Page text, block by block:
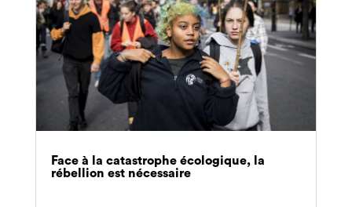
Face à la catastrophe écologique, la
rébellion est nécessaire